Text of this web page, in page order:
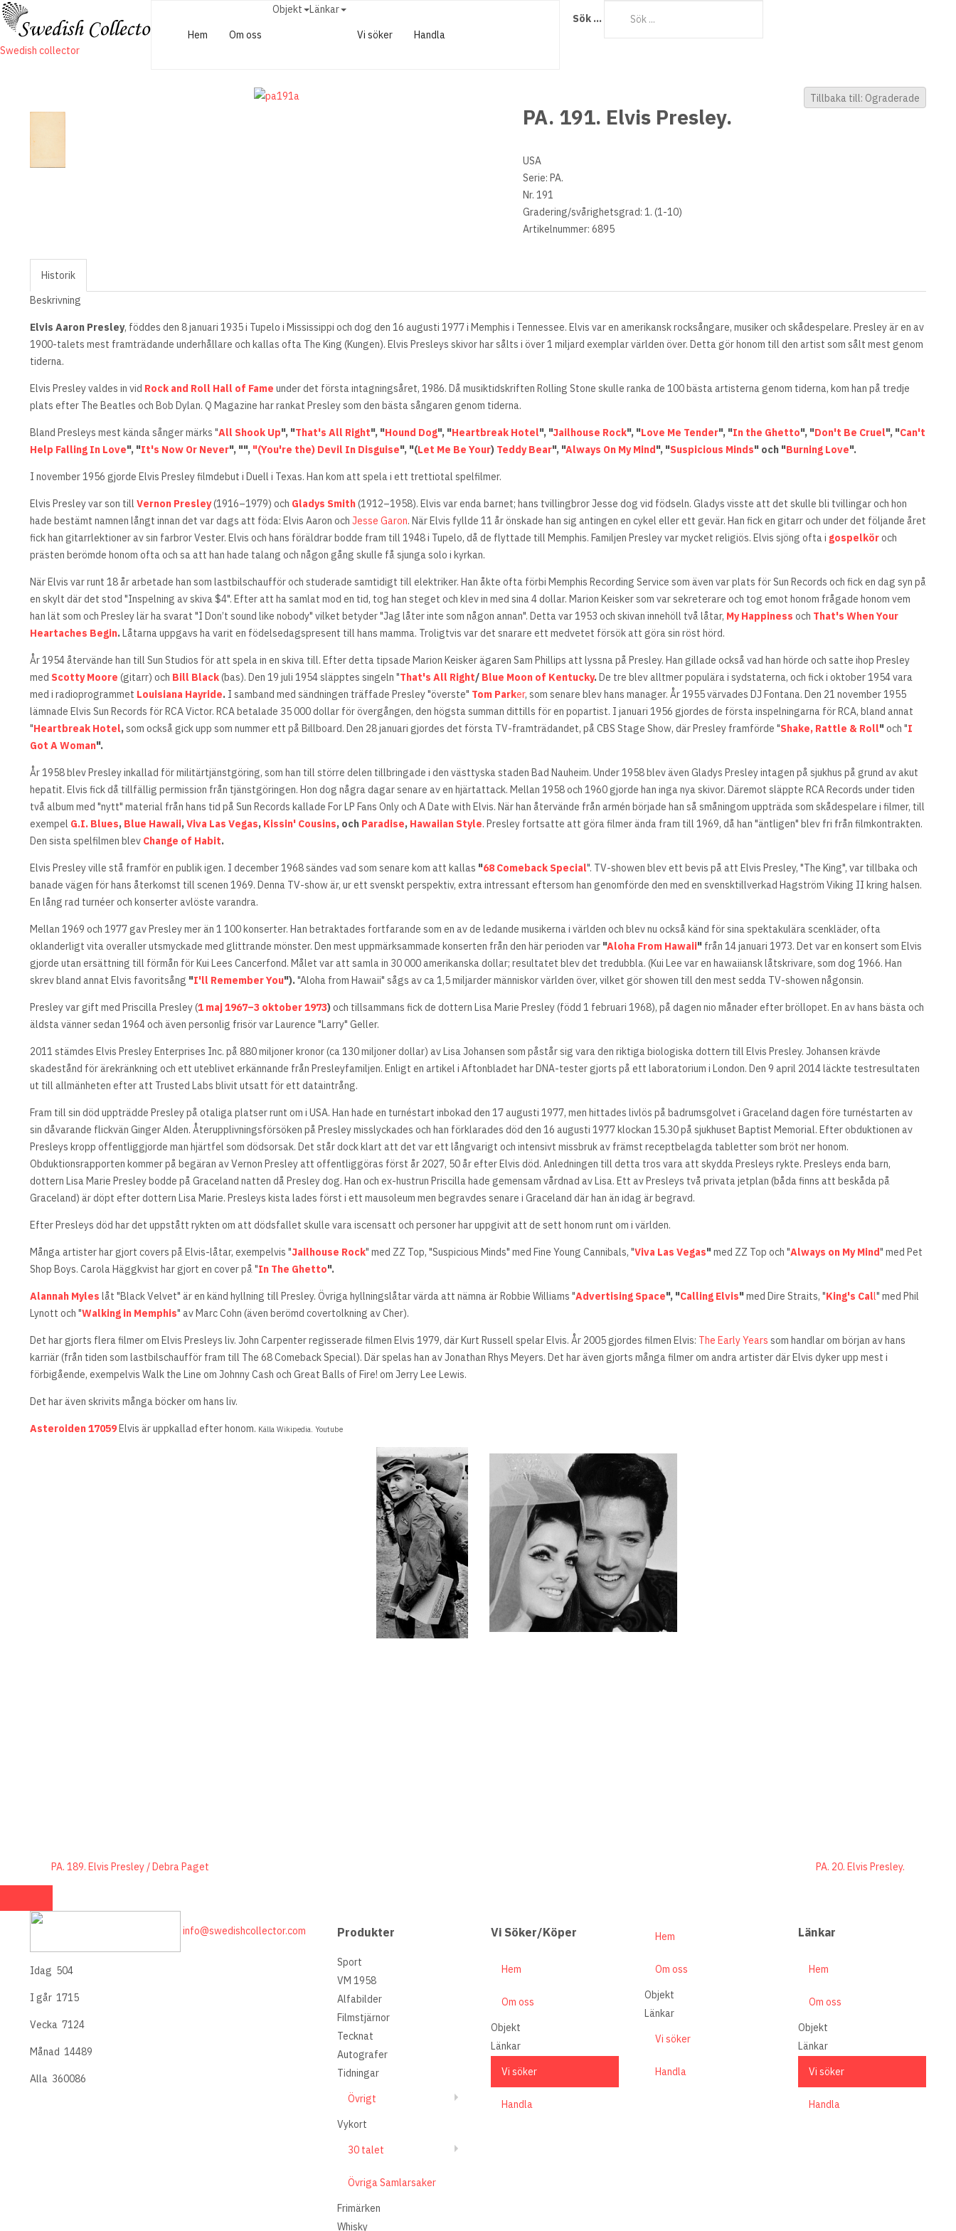
Swedish collector
Hem Om oss
Objekt
Länkar
Vi söker
Handla
Sök ...
Tillbaka till: Ograderade
PA. 191. Elvis Presley.
USA
Serie: PA.
Nr. 191
Gradering/svårighetsgrad: 1. (1-10)
Artikelnummer: 6895
Historik
Beskrivning
Elvis Aaron Presley, föddes den 8 januari 1935 i Tupelo i Mississippi och dog den 16 augusti 1977 i Memphis i Tennessee. Elvis var en amerikansk rocksångare, musiker och skådespelare. Presley är en av
1900-talets mest framträdande underhållare och kallas ofta The King (Kungen). Elvis Presleys skivor har sålts i över 1 miljard exemplar världen över. Detta gör honom till den artist som sålt mest genom
tiderna.
Elvis Presley valdes in vid Rock and Roll Hall of Fame under det första intagningsåret, 1986. Då musiktidskriften Rolling Stone skulle ranka de 100 bästa artisterna genom tiderna, kom han på tredje
plats efter The Beatles och Bob Dylan. Q Magazine har rankat Presley som den bästa sångaren genom tiderna.
Bland Presleys mest kända sånger märks "All Shook Up", "That's All Right", "Hound Dog", "Heartbreak Hotel", "Jailhouse Rock", "Love Me Tender", "In the Ghetto", "Don't Be Cruel", "Can't
Help Falling In Love", "It's Now Or Never", "", "(You're the) Devil In Disguise", "(Let Me Be Your) Teddy Bear", "Always On My Mind", "Suspicious Minds" och "Burning Love".
I november 1956 gjorde Elvis Presley filmdebut i Duell i Texas. Han kom att spela i ett trettiotal spelfilmer.
Elvis Presley var son till Vernon Presley(1916–1979) och Gladys Smith(1912–1958). Elvis var enda barnet; hans tvillingbror Jesse dog vid födseln. Gladys visste att det skulle bli tvillingar och hon
hade bestämt namnen långt innan det var dags att föda: Elvis Aaron och Jesse Garon. När Elvis fyllde 11 år önskade han sig antingen en cykel eller ett gevär. Han fick en gitarr och under det följande året
fick han gitarrlektioner av sin farbror Vester. Elvis och hans föräldrar bodde fram till 1948 i Tupelo, då de flyttade till Memphis. Familjen Presley var mycket religiös. Elvis sjöng ofta i gospelköroch
prästen berömde honom ofta och sa att han hade talang och någon gång skulle få sjunga solo i kyrkan.
När Elvis var runt 18 år arbetade han som lastbilschaufför och studerade samtidigt till elektriker. Han åkte ofta förbi Memphis Recording Service som även var plats för Sun Records och fick en dag syn på
en skylt där det stod "Inspelning av skiva $4". Efter att ha samlat mod en tid, tog han steget och klev in med sina 4 dollar. Marion Keisker som var sekreterare och tog emot honom frågade honom vem
han lät som och Presley lär ha svarat "I Don’t sound like nobody" vilket betyder "Jag låter inte som någon annan". Detta var 1953 och skivan innehöll två låtar, My Happiness och That's When Your
Heartaches Begin.Låtarna uppgavs ha varit en födelsedagspresent till hans mamma. Troligtvis var det snarare ett medvetet försök att göra sin röst hörd.
År 1954 återvände han till Sun Studios för att spela in en skiva till. Efter detta tipsade Marion Keisker ägaren Sam Phillips att lyssna på Presley. Han gillade också vad han hörde och satte ihop Presley
med Scotty Moore (gitarr) och Bill Black(bas). Den 19 juli 1954 släpptes singeln "That's All Right/ Blue Moon of Kentucky.De tre blev alltmer populära i sydstaterna, och fick i oktober 1954 vara
med i radioprogrammet Louisiana Hayride. I samband med sändningen träffade Presley "överste" Tom Parker, som senare blev hans manager. År 1955 värvades DJ Fontana. Den 21 november 1955
lämnade Elvis Sun Records för RCA Victor. RCA betalade 35 000 dollar för övergången, den högsta summan dittills för en popartist. I januari 1956 gjordes de första inspelningarna för RCA, bland annat
"Heartbreak Hotel,som också gick upp som nummer ett på Billboard. Den 28 januari gjordes det första TV-framträdandet, på CBS Stage Show, där Presley framförde "Shake, Rattle & Roll"och "I
Got A Woman".
År 1958 blev Presley inkallad för militärtjänstgöring, som han till större delen tillbringade i den västtyska staden Bad Nauheim. Under 1958 blev även Gladys Presley intagen på sjukhus på grund av akut
hepatit. Elvis fick då tillfällig permission från tjänstgöringen. Hon dog några dagar senare av en hjärtattack. Mellan 1958 och 1960 gjorde han inga nya skivor. Däremot släppte RCA Records under tiden
två album med "nytt" material från hans tid på Sun Records kallade For LP Fans Only och A Date with Elvis. När han återvände från armén började han så småningom uppträda som skådespelare i filmer, till
exempel G.I. Blues, Blue Hawaii,Viva Las Vegas, Kissin' Cousins, och Paradise, Hawaiian Style. Presley fortsatte att göra filmer ända fram till 1969, då han "äntligen" blev fri från filmkontrakten.
Den sista spelfilmen blev Change of Habit.
Elvis Presley ville stå framför en publik igen. I december 1968 sändes vad som senare kom att kallas "68 Comeback Special". TV-showen blev ett bevis på att Elvis Presley, "The King", var tillbaka och
banade vägen för hans återkomst till scenen 1969. Denna TV-show är, ur ett svenskt perspektiv, extra intressant eftersom han genomförde den med en svensktillverkad Hagström Viking II kring halsen.
En lång rad turnéer och konserter avlöste varandra.
Mellan 1969 och 1977 gav Presley mer än 1 100 konserter. Han betraktades fortfarande som en av de ledande musikerna i världen och blev nu också känd för sina spektakulära scenkläder, ofta
oklanderligt vita overaller utsmyckade med glittrande mönster. Den mest uppmärksammade konserten från den här perioden var "Aloha From Hawaii" från 14 januari 1973. Det var en konsert som Elvis
gjorde utan ersättning till förmån för Kui Lees Cancerfond. Målet var att samla in 30 000 amerikanska dollar; resultatet blev det tredubbla. (Kui Lee var en hawaiiansk låtskrivare, som dog 1966. Han
skrev bland annat Elvis favoritsång "I'll Remember You")."Aloha from Hawaii" sågs av ca 1,5 miljarder människor världen över, vilket gör showen till den mest sedda TV-showen någonsin.
Presley var gift med Priscilla Presley (1 maj 1967–3 oktober 1973)och tillsammans fick de dottern Lisa Marie Presley (född 1 februari 1968), på dagen nio månader efter bröllopet. En av hans bästa och
äldsta vänner sedan 1964 och även personlig frisör var Laurence "Larry" Geller.
2011 stämdes Elvis Presley Enterprises Inc. på 880 miljoner kronor (ca 130 miljoner dollar) av Lisa Johansen som påstår sig vara den riktiga biologiska dottern till Elvis Presley. Johansen krävde
skadestånd för ärekränkning och ett uteblivet erkännande från Presleyfamiljen. Enligt en artikel i Aftonbladet har DNA-tester gjorts på ett laboratorium i London. Den 9 april 2014 läckte testresultaten
ut till allmänheten efter att Trusted Labs blivit utsatt för ett dataintrång.
Fram till sin död uppträdde Presley på otaliga platser runt om i USA. Han hade en turnéstart inbokad den 17 augusti 1977, men hittades livlös på badrumsgolvet i Graceland dagen före turnéstarten av
sin dåvarande flickvän Ginger Alden. Återupplivningsförsöken på Presley misslyckades och han förklarades död den 16 augusti 1977 klockan 15.30 på sjukhuset Baptist Memorial. Efter obduktionen av
Presleys kropp offentliggjorde man hjärtfel som dödsorsak. Det står dock klart att det var ett långvarigt och intensivt missbruk av främst receptbelagda tabletter som bröt ner honom.
Obduktionsrapporten kommer på begäran av Vernon Presley att offentliggöras först år 2027, 50 år efter Elvis död. Anledningen till detta tros vara att skydda Presleys rykte. Presleys enda barn,
dottern Lisa Marie Presley bodde på Graceland natten då Presley dog. Han och ex-hustrun Priscilla hade gemensam vårdnad av Lisa. Ett av Presleys två privata jetplan (båda finns att beskåda på
Graceland) är döpt efter dottern Lisa Marie. Presleys kista lades först i ett mausoleum men begravdes senare i Graceland där han än idag är begravd.
Efter Presleys död har det uppstått rykten om att dödsfallet skulle vara iscensatt och personer har uppgivit att de sett honom runt om i världen.
Många artister har gjort covers på Elvis-låtar, exempelvis "Jailhouse Rock" med ZZ Top, "Suspicious Minds" med Fine Young Cannibals, "Viva Las Vegas"med ZZ Top och "Always on My Mind" med Pet
Shop Boys. Carola Häggkvist har gjort en cover på "In The Ghetto".
Alannah Myles låt "Black Velvet" är en känd hyllning till Presley. Övriga hyllningslåtar värda att nämna är Robbie Williams "Advertising Space", "Calling Elvis"med Dire Straits, "King's Call" med Phil
Lynott och "Walking in Memphis" av Marc Cohn (även berömd covertolkning av Cher).
Det har gjorts flera filmer om Elvis Presleys liv. John Carpenter regisserade filmen Elvis 1979, där Kurt Russell spelar Elvis. År 2005 gjordes filmen Elvis: The Early Years som handlar om början av hans
karriär (från tiden som lastbilschaufför fram till The 68 Comeback Special). Där spelas han av Jonathan Rhys Meyers. Det har även gjorts många filmer om andra artister där Elvis dyker upp mest i
förbigående, exempelvis Walk the Line om Johnny Cash och Great Balls of Fire! om Jerry Lee Lewis.
Det har även skrivits många böcker om hans liv.
Asteroiden 17059Elvis är uppkallad efter honom. Källa Wikipedia. Youtube
PA. 189. Elvis Presley / Debra Paget PA. 20. Elvis Presley.
info@swedishcollector.com
Idag 504
I går 1715
Vecka 7124
Månad 14489
Alla 360086
Produkter
Sport
VM 1958
Alfabilder
Filmstjärnor
Tecknat
Autografer
Tidningar
Övrigt
Vykort
30 talet
Övriga Samlarsaker
Frimärken
Whisky
Vi Söker/Köper
Hem
Om oss
Objekt
Länkar
Vi söker
Handla
Hem
Om oss
Objekt
Länkar
Vi söker
Handla
Länkar
Hem
Om oss
Objekt
Länkar
Vi söker
Handla